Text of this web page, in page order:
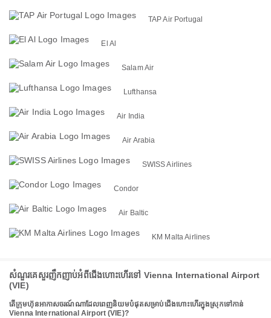
TAP Air Portugal
El Al
Salam Air
Lufthansa
Air India
Air Arabia
SWISS Airlines
Condor
Air Baltic
KM Malta Airlines
សំណួរគេសួរញឹកញាប់អំពីជើងហោះហើរទៅ Vienna International Airport
(VIE)
តើក្រុមហ៊ុនអាកាសចរណ៍ណាដែលពេញនិយមបំផុតសម្រាប់ជើងហោះហើរក្នុងស្រុកទៅកាន់
Vienna International Airport (VIE)?